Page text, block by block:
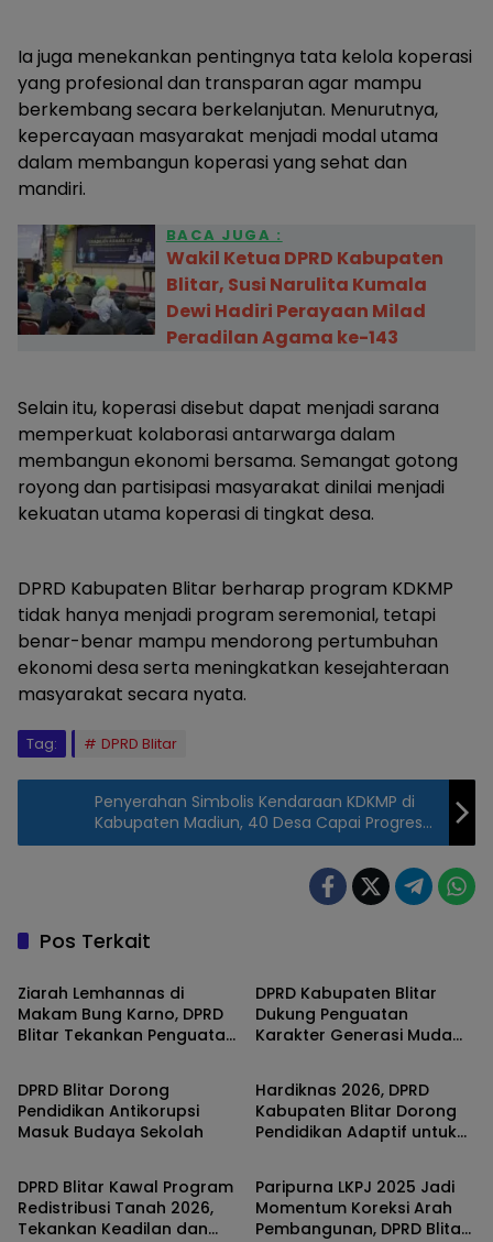
Ia juga menekankan pentingnya tata kelola koperasi
yang profesional dan transparan agar mampu
berkembang secara berkelanjutan. Menurutnya,
kepercayaan masyarakat menjadi modal utama
dalam membangun koperasi yang sehat dan
mandiri.
BACA JUGA :
Wakil Ketua DPRD Kabupaten
Blitar, Susi Narulita Kumala
Dewi Hadiri Perayaan Milad
Peradilan Agama ke-143
Selain itu, koperasi disebut dapat menjadi sarana
memperkuat kolaborasi antarwarga dalam
membangun ekonomi bersama. Semangat gotong
royong dan partisipasi masyarakat dinilai menjadi
kekuatan utama koperasi di tingkat desa.
DPRD Kabupaten Blitar berharap program KDKMP
tidak hanya menjadi program seremonial, tetapi
benar-benar mampu mendorong pertumbuhan
ekonomi desa serta meningkatkan kesejahteraan
masyarakat secara nyata.
Tag: DPRD Blitar
Penyerahan Simbolis Kendaraan KDKMP di
Kabupaten Madiun, 40 Desa Capai Progres
Portal 100 Persen
Pos Terkait
Advertorial
Ziarah Lemhannas di
Makam Bung Karno, DPRD
Blitar Tekankan Penguatan
DPRD Kabupaten Blitar
Dukung Penguatan
Karakter Generasi Muda
Advertorial
DPRD Blitar Dorong
Pendidikan Antikorupsi
Masuk Budaya Sekolah
Advertorial
Hardiknas 2026, DPRD
Kabupaten Blitar Dorong
Pendidikan Adaptif untuk
Pemerintahan
DPRD Blitar Kawal Program
Redistribusi Tanah 2026,
Tekankan Keadilan dan
Daerah
Paripurna LKPJ 2025 Jadi
Momentum Koreksi Arah
Pembangunan, DPRD Blitar